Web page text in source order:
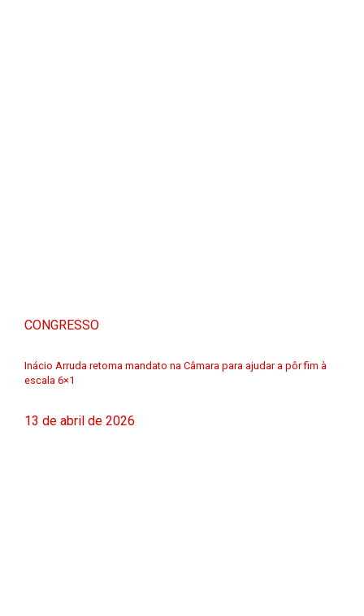
CONGRESSO
Inácio Arruda retoma mandato na Câmara para ajudar a pôr fim à
escala 6×1
13 de abril de 2026